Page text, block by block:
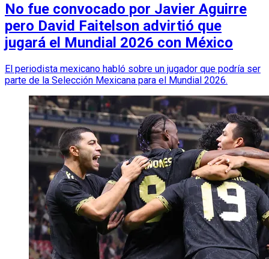
No fue convocado por Javier Aguirre
pero David Faitelson advirtió que
jugará el Mundial 2026 con México
El periodista mexicano habló sobre un jugador que podría ser
parte de la Selección Mexicana para el Mundial 2026.